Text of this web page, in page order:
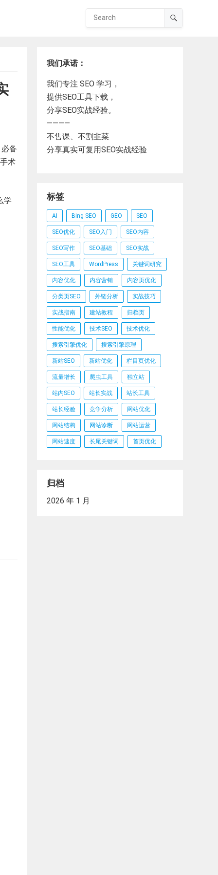
备
术
学
我们承诺：
我们专注 SEO 学习，
提供SEO工具下载，
分享SEO实战经验。
————
不售课、不割韭菜
分享真实可复用SEO实战经验
标签
AI Bing SEO GEO SEO
SEO优化 SEO入门 SEO内容
SEO写作 SEO基础 SEO实战
SEO工具 WordPress 关键词研究
内容优化 内容营销 内容页优化
分类页SEO 外链分析 实战技巧
实战指南 建站教程 归档页
性能优化 技术SEO 技术优化
搜索引擎优化 搜索引擎原理
新站SEO 新站优化 栏目页优化
流量增长 爬虫工具 独立站
站内SEO 站长实战 站长工具
站长经验 竞争分析 网站优化
网站结构 网站诊断 网站运营
网站速度 长尾关键词 首页优化
归档
2026 年 1 月